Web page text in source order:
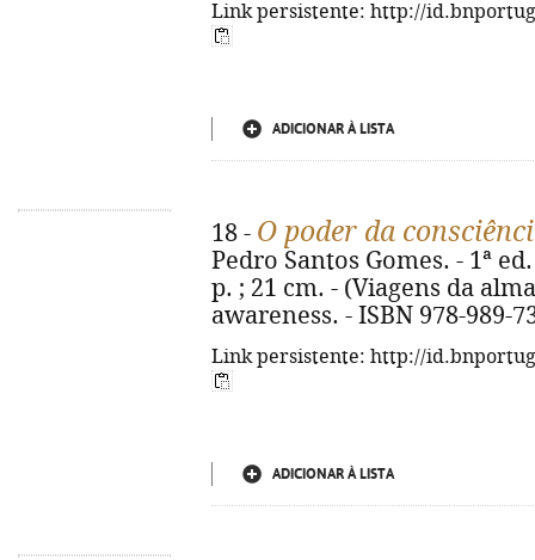
Link persistente: http://
ADICIONAR À LISTA
18 - O poder da
Pedro Santos Gomes. - 1ª
p. ; 21 cm. - (Viagens da
awareness. - ISBN 978-989-
Link persistente: http://
ADICIONAR À LISTA